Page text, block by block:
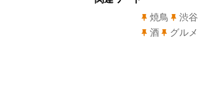
焼鳥
渋谷
酒
グルメ